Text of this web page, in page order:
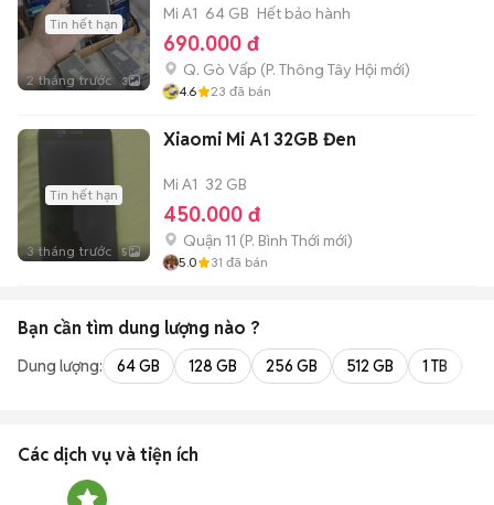
Tin hết hạn
2 tháng trước 3
Mi A1 64 GB Hết bảo hành
690.000 đ
Q. Gò Vấp (P. Thông Tây Hội mới)
4.6 23 đã bán
Tin hết hạn
3 tháng trước 5
Xiaomi Mi A1 32GB Đen
Mi A1 32 GB
450.000 đ
Quận 11 (P. Bình Thới mới)
5.0 31 đã bán
Bạn cần tìm dung lượng nào ?
Dung lượng: 64 GB 128 GB 256 GB 512 GB 1 TB
Các dịch vụ và tiện ích